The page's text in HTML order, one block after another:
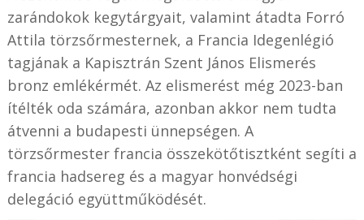
zarándokok kegytárgyait, valamint átadta Forró
Attila törzsőrmesternek, a Francia Idegenlégió
tagjának a Kapisztrán Szent János Elismerés
bronz emlékérmét. Az elismerést még 2023-ban
ítélték oda számára, azonban akkor nem tudta
átvenni a budapesti ünnepségen. A
törzsőrmester francia összekötőtisztként segíti a
francia hadsereg és a magyar honvédségi
delegáció együttműködését.